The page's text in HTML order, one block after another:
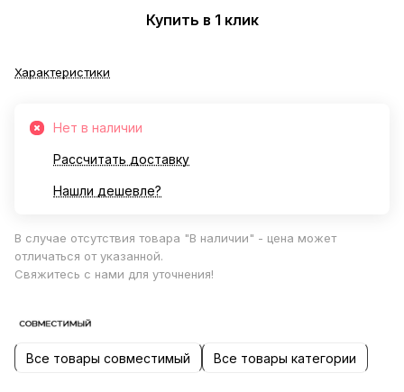
Купить в 1 клик
Характеристики
Нет в наличии
Рассчитать доставку
Нашли дешевле?
В случае отсутствия товара "В наличии" - цена может
отличаться от указанной.
Свяжитесь с нами для уточнения!
Все товары совместимый Все товары категории